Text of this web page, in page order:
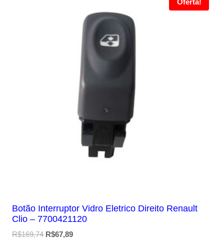
Oferta!
Botão Interruptor Vidro Eletrico Direito Renault
Clio – 7700421120
R$169,74 O
R$67,89O